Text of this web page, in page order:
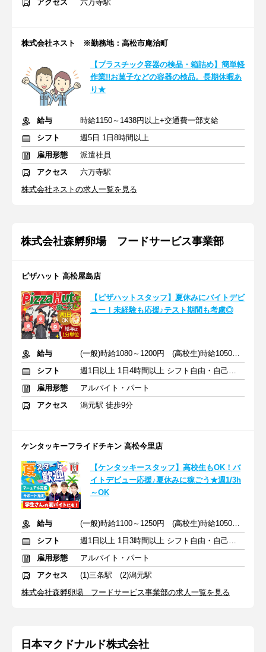
アクセス 六万寺駅
株式会社ネスト ※勤務地：高松市庵治町
【プラスチック容器の検品・箱詰め】簡単軽
作業!!お菓子などの容器の検品。長期休暇あ
り★
給与
時給1150～1438円以上+交通費一部支給
シフト
週5日 1日8時間以上
雇用形態
派遣社員
アクセス
六万寺駅
株式会社ネストの求人一覧を見る
株式会社森孵卵場 フードサービス事業部
ピザハット 高松屋島店
【ピザハットスタッフ】夏休みにバイトデビ
ュー！未経験も応援♪テスト期間も考慮◎
給与
(一般)時給1080～1200円 (高校生)時給1050円～
シフト
週1日以上 1日4時間以上 シフト自由・自己申告
雇用形態
アルバイト・パート
アクセス
潟元駅 徒歩9分
ケンタッキーフライドチキン 高松今里店
【ケンタッキースタッフ】高校生もOK！バ
イトデビュー応援♪夏休みに稼ごう★週1/3h
～OK
給与
(一般)時給1100～1250円 (高校生)時給1050円～
シフト
週1日以上 1日3時間以上 シフト自由・自己申告
雇用形態
アルバイト・パート
アクセス
(1)三条駅 (2)潟元駅
株式会社森孵卵場 フードサービス事業部の求人一覧を見る
日本マクドナルド株式会社